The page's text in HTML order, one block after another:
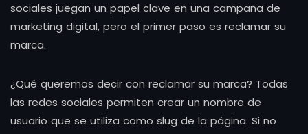
sociales juegan un papel clave en una campaña de
marketing digital, pero el primer paso es reclamar su
marca.
¿Qué queremos decir con reclamar su marca? Todas
las redes sociales permiten crear un nombre de
usuario que se utiliza como slug de la página. Si no